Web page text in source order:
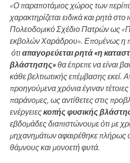
«Ο παραποτάμιος χώρος των
χαρακτηρίζεται ειδικά και ρητά στο
Πολεοδομικό Σχέδιο Πατρών ως
εκβολών Χαράδρου». Επομένως η
ότιαπαγορεύεται ρητά «η
βλάστησης»θα έπρεπε να είναι
κάθε βελτιωτικής επέμβασης εκεί.
προηγούμενα χρόνια έγιναν
παράνομες, ως αντίθετες στις
ενέργειεςκοπής φυσικής
εβδομάδες διαπιστώνουμε ότι με
μηχανημάτων αφαιρέθηκε πλήρως
θάμνους και μονοετή φυτά.